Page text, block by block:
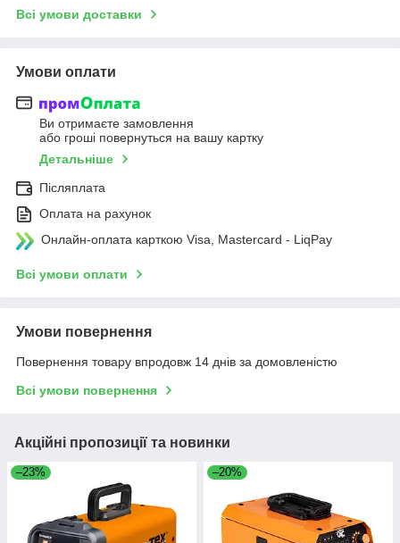
Всі умови доставки
Умови оплати
Ви отримаєте замовлення
або гроші повернуться на вашу картку
Детальніше
Післяплата
Оплата на рахунок
Онлайн-оплата карткою Visa, Mastercard - LiqPay
Всі умови оплати
Умови повернення
Повернення товару впродовж 14 днів за домовленістю
Всі умови повернення
Акційні пропозиції та новинки
–23% –20%